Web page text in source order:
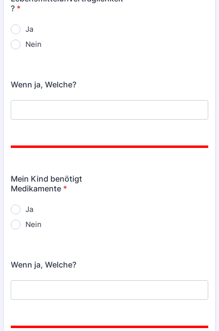
? *
Ja
Nein
Wenn ja, Welche?
Mein Kind benötigt
Medikamente *
Ja
Nein
Wenn ja, Welche?